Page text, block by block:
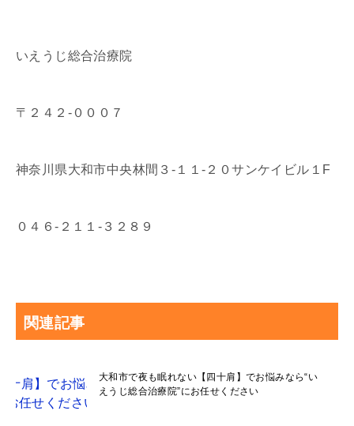
いえうじ総合治療院
〒２４２-０００７
神奈川県大和市中央林間３-１１-２０サンケイビル１F
０４６-２１１-３２８９
関連記事
大和市で夜も眠れない【四十肩】でお悩みなら“い
えうじ総合治療院”にお任せください